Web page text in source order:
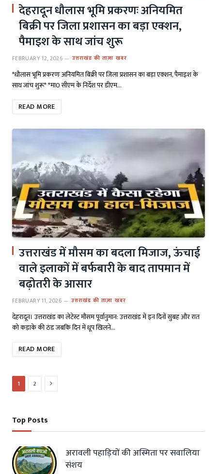
देहरादून धौलास भूमि प्रकरणः अनियमित
बिक्री पर जिला प्रशासन का बड़ा एक्शन,
पैमाइश के साथ जांच शुरू
FEBRUARY 12, 2026 उत्तराखंड की ताज़ा खबर
*धौलास भूमि प्रकरणः अनियमित बिक्री पर जिला प्रशासन का बड़ा एक्शन, पैमाइश के
साथ जांच शुरू* *मा0 सीएम के निर्देश पर डीएम…
READ MORE
उत्तराखंड में मौसम का बदला मिजाज, ऊंचाई
वाले इलाकों में बर्फबारी के बाद तापमान में
बढ़ोतरी के आसार
FEBRUARY 11, 2026 उत्तराखंड की ताज़ा खबर
देहरादून। उत्तराखंड का लेटेस्ट मौसम पूर्वानुमान: उत्तराखंड में इन दिनों सुबह और रात
को कड़ाके की ठंड जबकि दिन में धूप खिलने…
READ MORE
1 2 Next
Top Posts
अरावली पहाड़ियों की अस्मिता पर सवालिया
संशय